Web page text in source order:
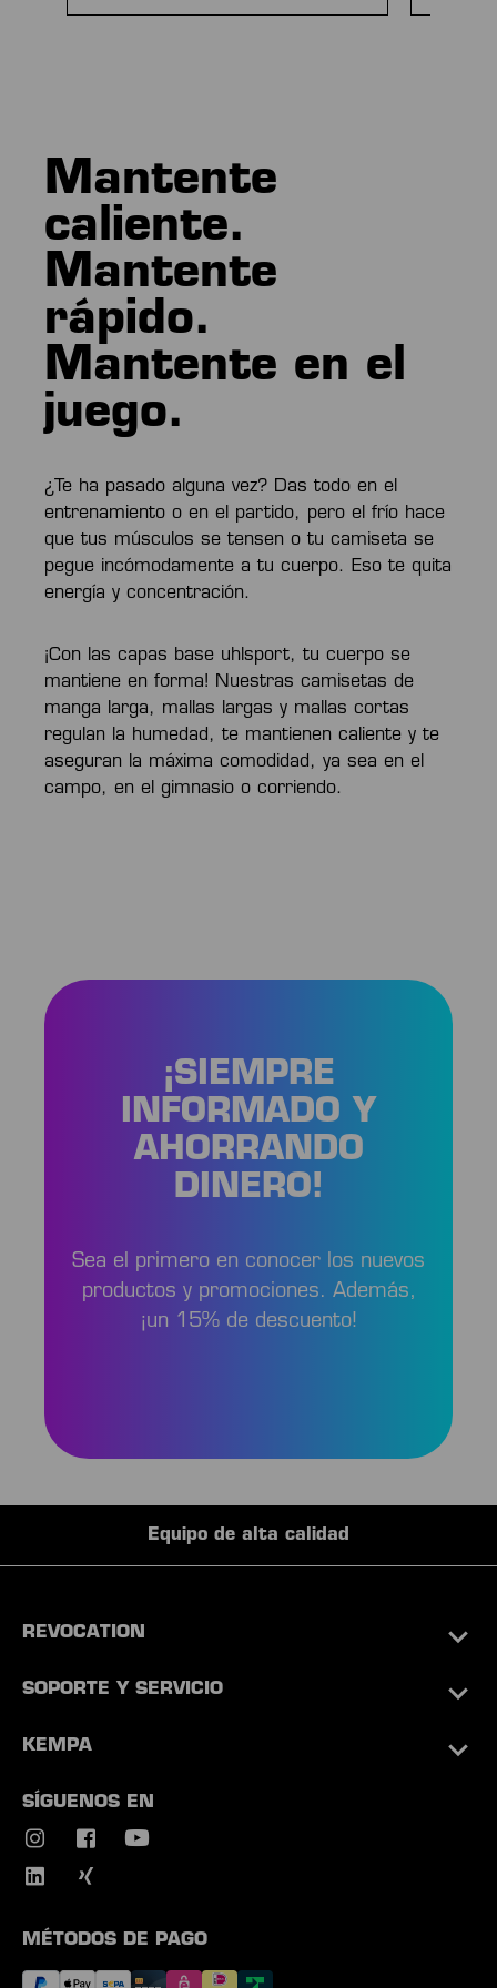
Mantente
caliente.
Mantente
rápido.
Mantente en el
juego.
¿Te ha pasado alguna vez? Das todo en el
entrenamiento o en el partido, pero el frío hace
que tus músculos se tensen o tu camiseta se
pegue incómodamente a tu cuerpo. Eso te quita
energía y concentración.
¡Con las capas base uhlsport, tu cuerpo se
mantiene en forma! Nuestras camisetas de
manga larga, mallas largas y mallas cortas
regulan la humedad, te mantienen caliente y te
aseguran la máxima comodidad, ya sea en el
campo, en el gimnasio o corriendo.
¡SIEMPRE
INFORMADO Y
AHORRANDO
DINERO!
Sea el primero en conocer los nuevos
productos y promociones. Además,
¡un 15% de descuento!
Equipo de alta calidad
REVOCATION
SOPORTE Y SERVICIO
KEMPA
SÍGUENOS EN
MÉTODOS DE PAGO